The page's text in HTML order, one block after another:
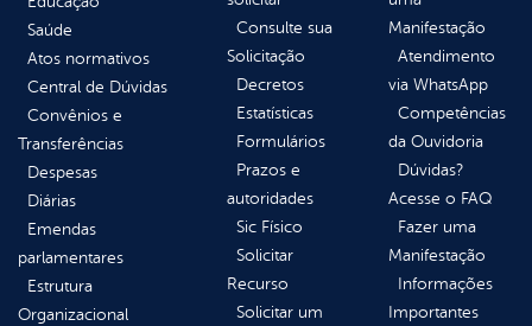
Saúde
Atos normativos
Central de Dúvidas
Convênios e
Transferências
Despesas
Diárias
Emendas
parlamentares
Estrutura
Organizacional
Consulte sua
Solicitação
Decretos
Estatísticas
Formulários
Prazos e
autoridades
Sic Físico
Solicitar
Recurso
Solicitar um
Manifestação
Atendimento
via WhatsApp
Competências
da Ouvidoria
Dúvidas?
Acesse o FAQ
Fazer uma
Manifestação
Informações
Importantes